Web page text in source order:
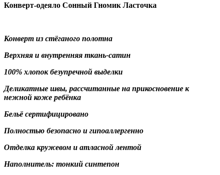
Конверт-одеяло Сонный Гномик Ласточка
Конверт из стёганого полотна
Верхняя и внутренняя ткань-сатин
100% хлопок безупречной выделки
Деликатные швы, рассчитанные на прикосновение к
нежной коже ребёнка
Бельё сертифицировано
Полностью безопасно и гипоаллергенно
Отделка кружевом и атласной лентой
Наполнитель: тонкий синтепон